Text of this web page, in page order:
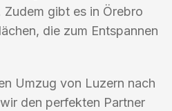
gibt es in Örebro
die zum Entspannen
Umzug von Luzern nach
den perfekten Partner